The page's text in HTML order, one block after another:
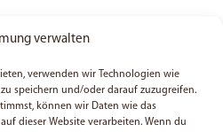
verwalten
verwenden wir Technologien wie
speichern und/oder darauf zuzugreifen.
können wir Daten wie das
dieser Website verarbeiten. Wenn du
Gott verbringen